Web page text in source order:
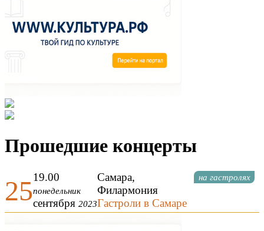
Прошедшие концерты
2519.00
понедельник
сентября 2023
на гастролях
Самара,
Филармония
Гастроли в Самаре